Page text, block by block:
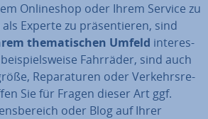
On­line­shop oder Ihrem Service zu
Experte zu prä­sen­tie­ren, sind
the­ma­ti­schen Umfeld in­ter­es­
Fahrräder, sind auch
Re­pa­ra­tu­ren oder Ver­kehrs­re­
Sie für Fragen dieser Art ggf.
oder Blog auf Ihrer